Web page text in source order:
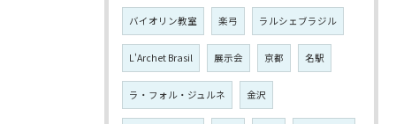
バイオリン教室 楽弓 ラルシェブラジル
L'Archet Brasil 展示会 京都 名駅
ラ・フォル・ジュルネ 金沢